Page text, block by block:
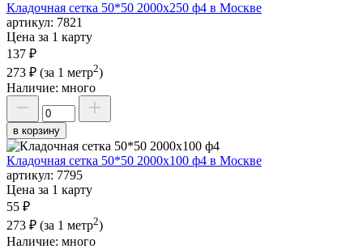
Кладочная сетка 50*50 2000х250 ф4 в Москве
артикул: 7821
Цена за 1 карту
137 ₽
273 ₽ (за 1 метр2)
Наличие: много
в корзину
Кладочная сетка 50*50 2000х100 ф4 в Москве
артикул: 7795
Цена за 1 карту
55 ₽
273 ₽ (за 1 метр2)
Наличие: много